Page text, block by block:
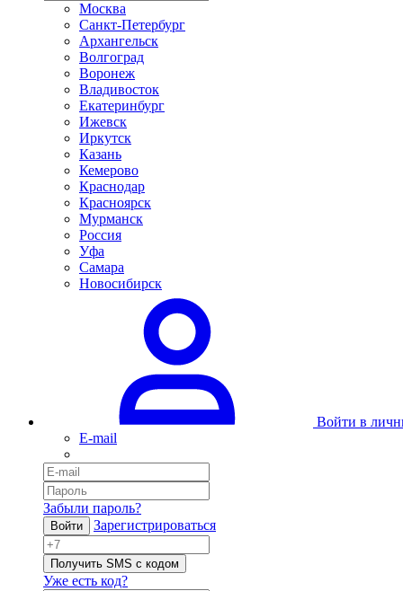
Москва
Санкт-Петербург
Архангельск
Волгоград
Воронеж
Владивосток
Екатеринбург
Ижевск
Иркутск
Казань
Кемерово
Краснодар
Красноярск
Мурманск
Россия
Уфа
Самара
Новосибирск
Войти в
E-mail
Забыли пароль?
Войти Зарегистрироваться
Получить SMS с кодом
Уже есть код?